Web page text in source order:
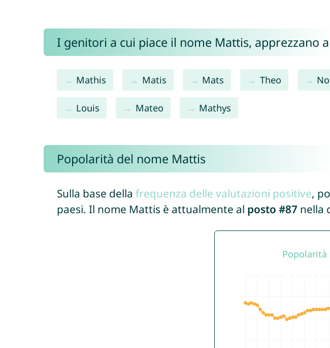
I genitori a cui piace il nome Mattis, apprezzano
Mathis Matis Mats Theo
Louis Mateo Mathys
Popolarità del nome Mattis
Sulla base della frequenza delle valutazioni positive,
paesi. Il nome Mattis è attualmente al posto #87 nella